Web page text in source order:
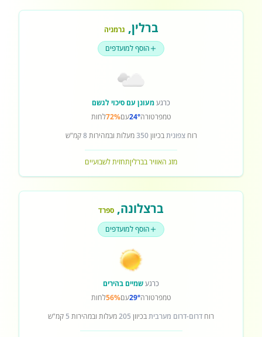
ברלין, גרמניה
הוסף למועדפים
כרגעמעונן עם סיכוי לגשם
טמפרטורה24°עם72%לחות
רוחצפוניתבכיוון350מעלות ובמהירות8קמ"ש
מזג האוויר בברליןתחזית לשבועיים
ברצלונה, ספרד
הוסף למועדפים
כרגעשמיים בהירים
טמפרטורה29°עם56%לחות
רוח דרום-דרום מערביתבכיוון 205מעלות ובמהירות 5 קמ"ש